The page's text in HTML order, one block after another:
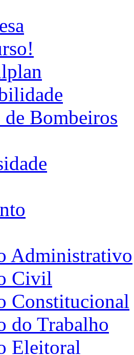
Bombeiros
Administrativo
Civil
Constitucional
do Trabalho
Eleitoral